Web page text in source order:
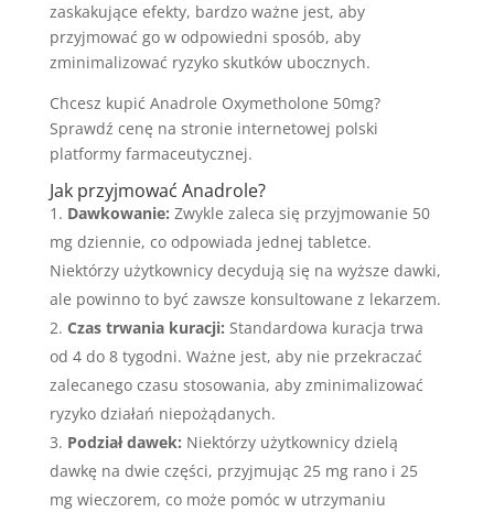
zaskakujące efekty, bardzo ważne jest, aby
przyjmować go w odpowiedni sposób, aby
zminimalizować ryzyko skutków ubocznych.
Chcesz kupić Anadrole Oxymetholone 50mg?
Sprawdź cenę na stronie internetowej polski
platformy farmaceutycznej.
Jak przyjmować Anadrole?
Dawkowanie: Zwykle zaleca się przyjmowanie 50
mg dziennie, co odpowiada jednej tabletce.
Niektórzy użytkownicy decydują się na wyższe dawki,
ale powinno to być zawsze konsultowane z lekarzem.
Czas trwania kuracji: Standardowa kuracja trwa
od 4 do 8 tygodni. Ważne jest, aby nie przekraczać
zalecanego czasu stosowania, aby zminimalizować
ryzyko działań niepożądanych.
Podział dawek: Niektórzy użytkownicy dzielą
dawkę na dwie części, przyjmując 25 mg rano i 25
mg wieczorem, co może pomóc w utrzymaniu